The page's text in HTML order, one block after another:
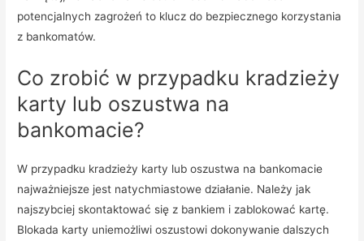
potencjalnych zagrożeń to klucz do bezpiecznego korzystania
z bankomatów.
Co zrobić w przypadku kradzieży
karty lub oszustwa na
bankomacie?
W przypadku kradzieży karty lub oszustwa na bankomacie
najważniejsze jest natychmiastowe działanie. Należy jak
najszybciej skontaktować się z bankiem i zablokować kartę.
Blokada karty uniemożliwi oszustowi dokonywanie dalszych